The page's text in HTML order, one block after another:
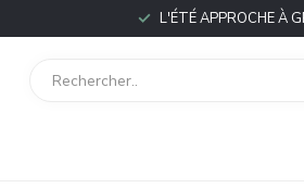
L'ÉTÉ APPROCHE À